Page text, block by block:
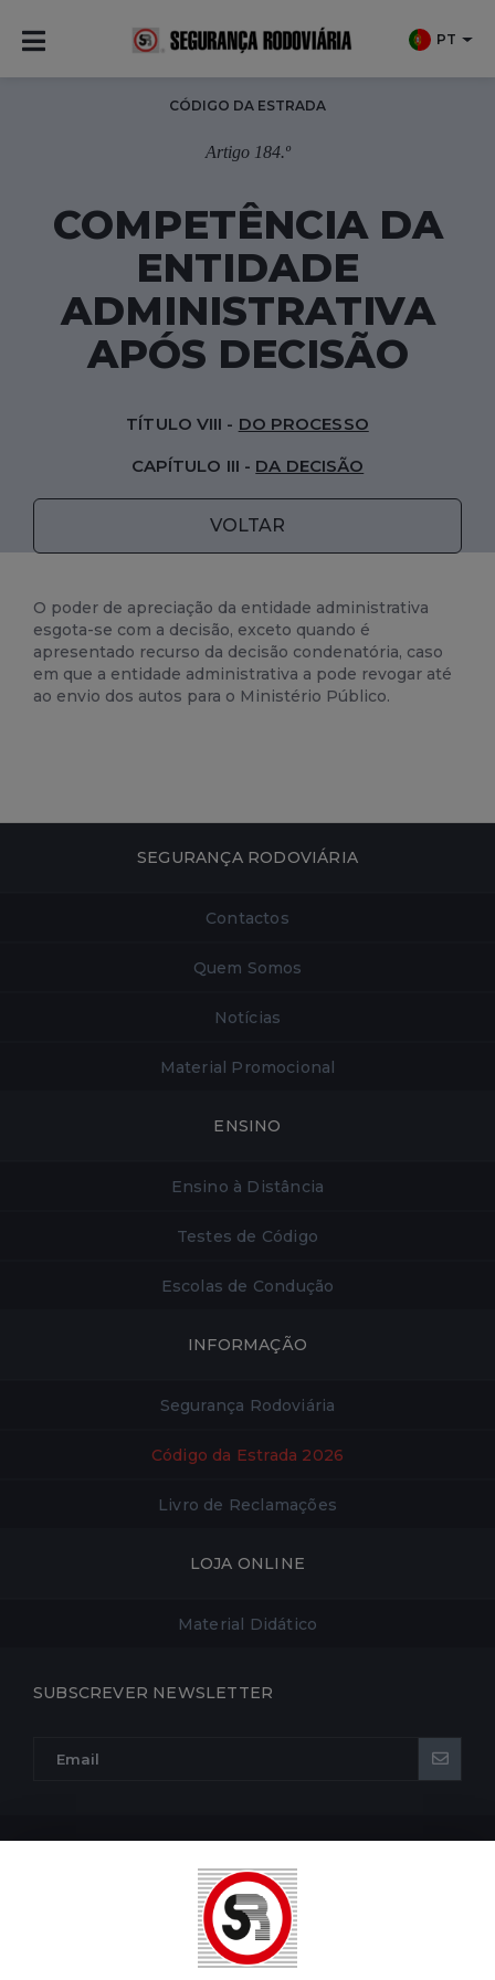
PT
CÓDIGO DA ESTRADA
Artigo 184.º
COMPETÊNCIA DA
ENTIDADE
ADMINISTRATIVA
APÓS DECISÃO
CAPÍTULO III - DA DECISÃO
TÍTULO VIII - DO PROCESSO
VOLTAR
O poder de apreciação da entidade administrativa
esgota-se com a decisão, exceto quando é
apresentado recurso da decisão condenatória, caso
em que a entidade administrativa a pode revogar até
ao envio dos autos para o Ministério Público.
SEGURANÇA RODOVIÁRIA
Contactos
Quem Somos
Notícias
Material Promocional
ENSINO
Ensino à Distância
Testes de Código
Escolas de Condução
INFORMAÇÃO
Segurança Rodoviária
Código da Estrada 2026
Livro de Reclamações
LOJA ONLINE
Material Didático
SUBSCREVER NEWSLETTER
POLÍTICA DE COOKIES